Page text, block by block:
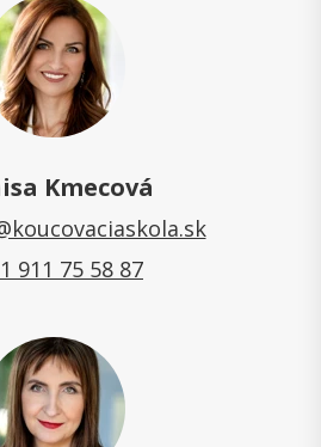
Kmecová
911 75 58 87